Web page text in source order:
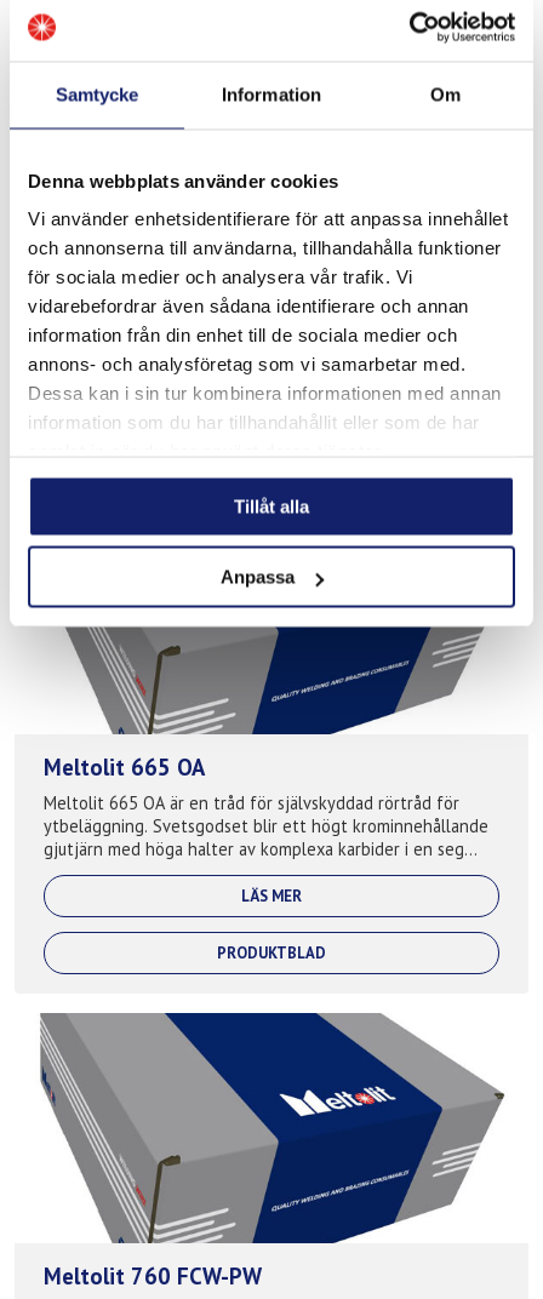
Samtycke Information Om
Denna webbplats använder cookies
Vi använder enhetsidentifierare för att anpassa innehållet
och annonserna till användarna, tillhandahålla funktioner
för sociala medier och analysera vår trafik. Vi
vidarebefordrar även sådana identifierare och annan
information från din enhet till de sociala medier och
annons- och analysföretag som vi samarbetar med.
Dessa kan i sin tur kombinera informationen med annan
information som du har tillhandahållit eller som de har
Tillåt alla
Anpassa
Meltolit 755 ECO
Meltolit 755 ECO är en metallpulverfylld sömlös
förkopprad rörtråd för semi-automatisk och automatisk
svetsning där applikationen kräver skydd mot slag, abrasion
och metall-metall slitage. Tråden ...
LÄS MER
Meltolit 665 OA
Meltolit 665 OA är en tråd för självskyddad rörtråd för
ytbeläggning. Svetsgodset blir ett högt krominnehållande
gjutjärn med höga halter av komplexa karbider i en seg
austenitisk matris. Används f...
LÄS MER
PRODUKTBLAD
Meltolit 760 FCW-PW